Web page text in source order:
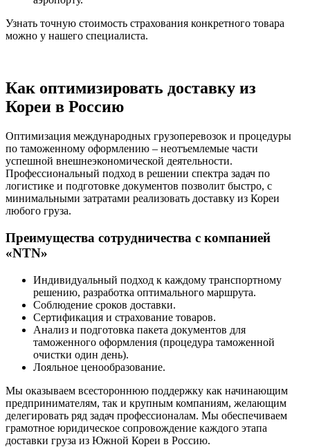
Узнать точную стоимость страхования конкретного товара
можно у нашего специалиста.
Как оптимизировать доставку из
Кореи в Россию
Оптимизация международных грузоперевозок и процедуры
по таможенному оформлению – неотъемлемые части
успешной внешнеэкономической деятельности.
Профессиональный подход в решении спектра задач по
логистике и подготовке документов позволит быстро, с
минимальными затратами реализовать доставку из Кореи
любого груза.
Преимущества сотрудничества с компанией
«NTN»
Индивидуальный подход к каждому транспортному
решению, разработка оптимального маршрута.
Соблюдение сроков доставки.
Сертификация и страхование товаров.
Анализ и подготовка пакета документов для
таможенного оформления (процедура таможенной
очистки один день).
Лояльное ценообразование.
Мы оказываем всестороннюю поддержку как начинающим
предпринимателям, так и крупным компаниям, желающим
делегировать ряд задач профессионалам. Мы обеспечиваем
грамотное юридическое сопровождение каждого этапа
доставки груза из Южной Кореи в Россию.